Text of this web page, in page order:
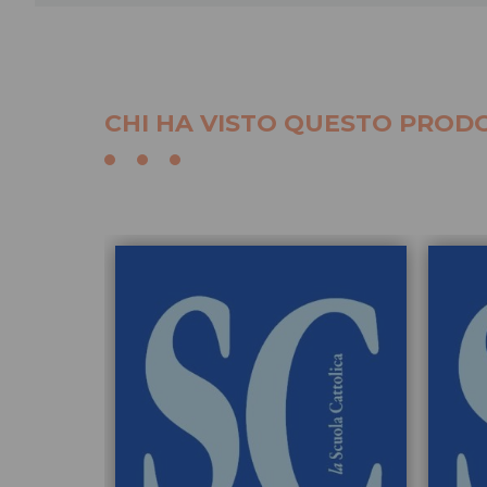
CHI HA VISTO QUESTO